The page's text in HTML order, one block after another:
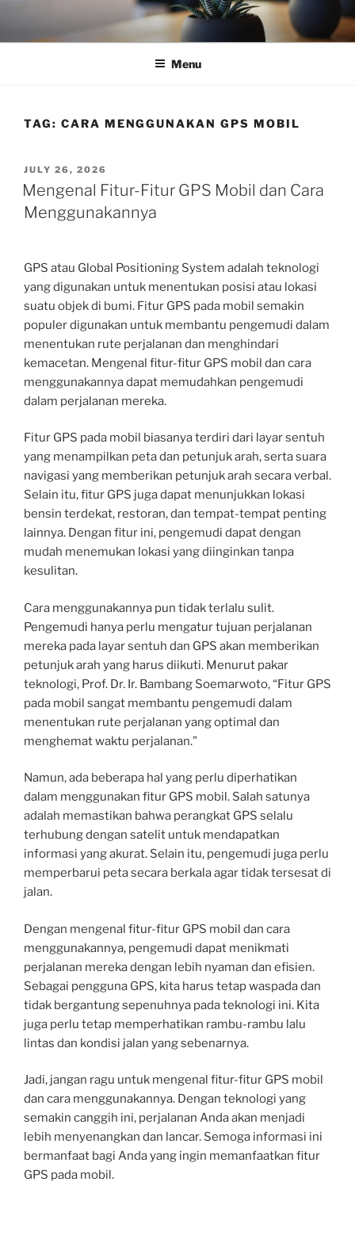
content
Menu
TAG: CARA MENGGUNAKAN GPS MOBIL
POSTED
ON
JULY 26, 2026
Mengenal Fitur-Fitur GPS Mobil dan Cara
Menggunakannya
GPS atau Global Positioning System adalah teknologi
yang digunakan untuk menentukan posisi atau lokasi
suatu objek di bumi. Fitur GPS pada mobil semakin
populer digunakan untuk membantu pengemudi dalam
menentukan rute perjalanan dan menghindari
kemacetan. Mengenal fitur-fitur GPS mobil dan cara
menggunakannya dapat memudahkan pengemudi
dalam perjalanan mereka.
Fitur GPS pada mobil biasanya terdiri dari layar sentuh
yang menampilkan peta dan petunjuk arah, serta suara
navigasi yang memberikan petunjuk arah secara verbal.
Selain itu, fitur GPS juga dapat menunjukkan lokasi
bensin terdekat, restoran, dan tempat-tempat penting
lainnya. Dengan fitur ini, pengemudi dapat dengan
mudah menemukan lokasi yang diinginkan tanpa
kesulitan.
Cara menggunakannya pun tidak terlalu sulit.
Pengemudi hanya perlu mengatur tujuan perjalanan
mereka pada layar sentuh dan GPS akan memberikan
petunjuk arah yang harus diikuti. Menurut pakar
teknologi, Prof. Dr. Ir. Bambang Soemarwoto, “Fitur GPS
pada mobil sangat membantu pengemudi dalam
menentukan rute perjalanan yang optimal dan
menghemat waktu perjalanan.”
Namun, ada beberapa hal yang perlu diperhatikan
dalam menggunakan fitur GPS mobil. Salah satunya
adalah memastikan bahwa perangkat GPS selalu
terhubung dengan satelit untuk mendapatkan
informasi yang akurat. Selain itu, pengemudi juga perlu
memperbarui peta secara berkala agar tidak tersesat di
jalan.
Dengan mengenal fitur-fitur GPS mobil dan cara
menggunakannya, pengemudi dapat menikmati
perjalanan mereka dengan lebih nyaman dan efisien.
Sebagai pengguna GPS, kita harus tetap waspada dan
tidak bergantung sepenuhnya pada teknologi ini. Kita
juga perlu tetap memperhatikan rambu-rambu lalu
lintas dan kondisi jalan yang sebenarnya.
Jadi, jangan ragu untuk mengenal fitur-fitur GPS mobil
dan cara menggunakannya. Dengan teknologi yang
semakin canggih ini, perjalanan Anda akan menjadi
lebih menyenangkan dan lancar. Semoga informasi ini
bermanfaat bagi Anda yang ingin memanfaatkan fitur
GPS pada mobil.